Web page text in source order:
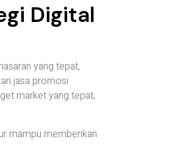
Digital
yang tepat,
jasa promosi
market yang tepat,
mampu memberikan